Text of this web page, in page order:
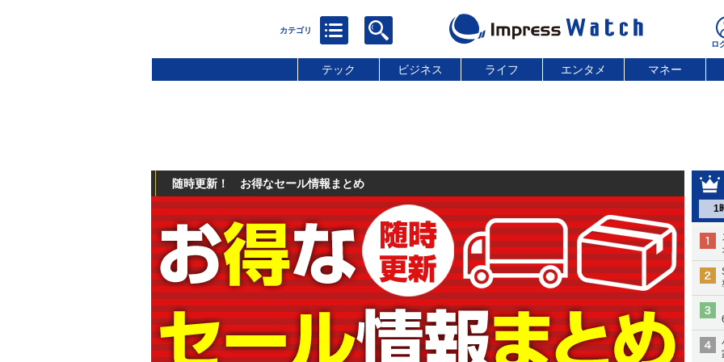
テック ビジネス ライフ エンタメ マネー
1
随時更新！ お得なセール情報まとめ